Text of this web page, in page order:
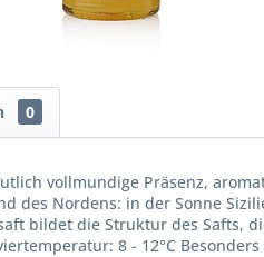
0
vollmundige Präsenz,
des Nordens: in der Sonne
bildet die Struktur des Safts,
8 - 12°C